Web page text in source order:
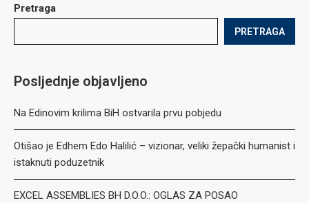
Pretraga
PRETRAGA
Posljednje objavljeno
Na Edinovim krilima BiH ostvarila prvu pobjedu
Otišao je Edhem Edo Halilić – vizionar, veliki žepački humanist i
istaknuti poduzetnik
EXCEL ASSEMBLIES BH D.O.O.: OGLAS ZA POSAO